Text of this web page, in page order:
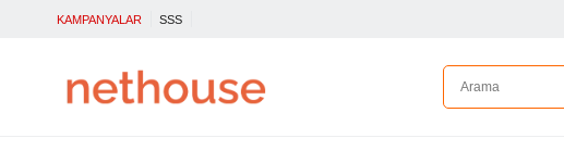
KAMPANYALAR SSS